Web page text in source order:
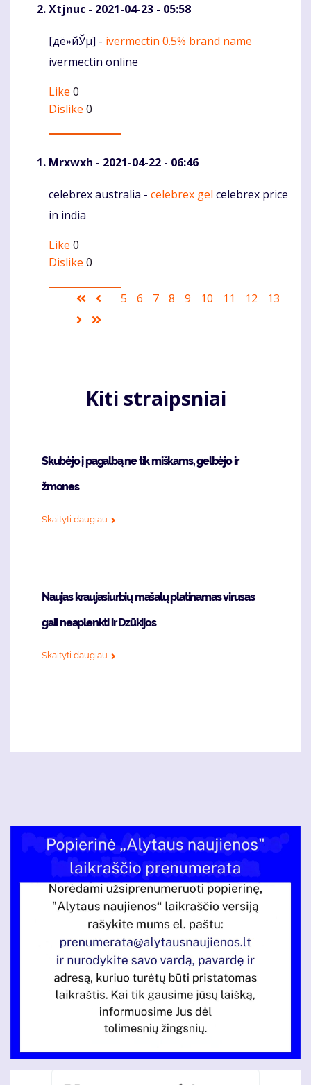
Xtjnuc - 2021-04-23 - 05:58
Komentaras
[дё»йЎµ] - ivermectin 0.5% brand name
ivermectin online
Like 0
Dislike 0
Mrxwxh - 2021-04-22 - 06:46
Komentaras
celebrex australia - celebrex gel celebrex price
in india
Like 0
Dislike 0
Pagination
First
page
Ankstesnis
Puslapis
5 Puslapis
6 Puslapis
7 Puslapis
8 Puslapis
9 Puslapis
10 Puslapis
11
Current
12 Puslapis
13
Sekantis
Kiti straipsniai
Skubėjo į pagalbą ne tik miškams, gelbėjo ir
žmones
Skaityti daugiau
Naujas kraujasiurbių mašalų platinamas virusas
gali neaplenkti ir Dzūkijos
Skaityti daugiau